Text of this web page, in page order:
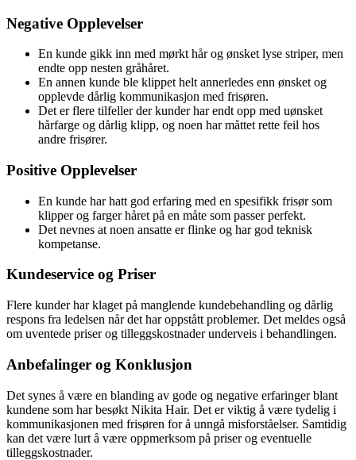
Negative Opplevelser
En kunde gikk inn med mørkt hår og ønsket lyse striper, men
endte opp nesten gråhåret.
En annen kunde ble klippet helt annerledes enn ønsket og
opplevde dårlig kommunikasjon med frisøren.
Det er flere tilfeller der kunder har endt opp med uønsket
hårfarge og dårlig klipp, og noen har måttet rette feil hos
andre frisører.
Positive Opplevelser
En kunde har hatt god erfaring med en spesifikk frisør som
klipper og farger håret på en måte som passer perfekt.
Det nevnes at noen ansatte er flinke og har god teknisk
kompetanse.
Kundeservice og Priser
Flere kunder har klaget på manglende kundebehandling og dårlig
respons fra ledelsen når det har oppstått problemer. Det meldes også
om uventede priser og tilleggskostnader underveis i behandlingen.
Anbefalinger og Konklusjon
Det synes å være en blanding av gode og negative erfaringer blant
kundene som har besøkt Nikita Hair. Det er viktig å være tydelig i
kommunikasjonen med frisøren for å unngå misforståelser. Samtidig
kan det være lurt å være oppmerksom på priser og eventuelle
tilleggskostnader.